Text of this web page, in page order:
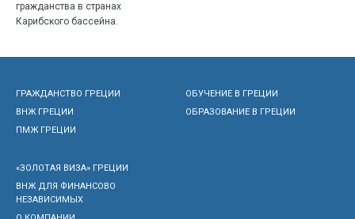
гражданства в странах
Карибского бассейна.
ГРАЖДАНСТВО ГРЕЦИИ
ВНЖ ГРЕЦИИ
ПМЖ ГРЕЦИИ
ОБУЧЕНИЕ В ГРЕЦИИ
ОБРАЗОВАНИЕ В ГРЕЦИИ
«ЗОЛОТАЯ ВИЗА» ГРЕЦИИ
ВНЖ ДЛЯ ФИНАНСОВО
НЕЗАВИСИМЫХ